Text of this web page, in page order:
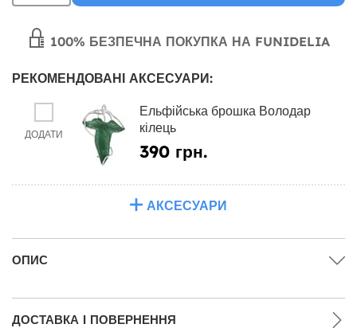
100% БЕЗПЕЧНА ПОКУПКА НА FUNIDELIA
РЕКОМЕНДОВАНІ АКСЕСУАРИ:
ДОДАТИ
Ельфійська брошка Володар
кілець
390 грн.
АКСЕСУАРИ
ОПИС
ДОСТАВКА І ПОВЕРНЕННЯ